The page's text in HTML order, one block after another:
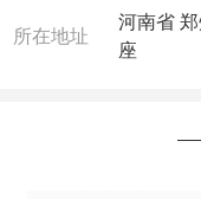
注：店铺内
咨询定制！
所在地址
河南省
座